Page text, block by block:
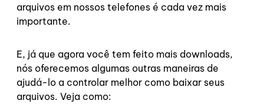
arquivos em nossos telefones é cada vez mais
importante.
E, já que agora você tem feito mais downloads,
nós oferecemos algumas outras maneiras de
ajudá-lo a controlar melhor como baixar seus
arquivos. Veja como: